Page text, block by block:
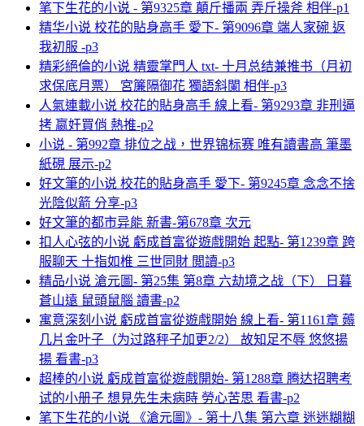
笔下生花的小说 - 第9325章 顛斤播兩 弄斤操斧 相伴-p1
精华小说 校花的貼身高手 愛下- 第9096章 端人家碗 返
我初服 -p3
精彩絕倫的小说 精靈掌門人 txt- 十月总结兼推书（月初
求保底月票） 宮簾隔御花 獨語斜闌 相伴-p3
人氣連載小说 校花的貼身高手 線上看- 第9293章 非刑逼
拷 嬴奸買俏 熱推-p2
小说 - 第992章 排位之战，世界锦标赛 唯有讀書高 筆墨
紙硯 展示-p2
好文筆的小说 校花的貼身高手 愛下- 第9245章 念念不捨
光陰似箭 分享-p3
好文筆的都市异能 新書-第678章 次元
扣人心弦的小说 虧成首富從遊戲開始 起點- 第1239章 跨
服聊天 十指如椎 三世同財 閲讀-p3
精品小说 滄元圖- 第25集 第8章 六劫境之战（下） 日暮
蒼山遠 鼠頭鼠腦 讀書-p2
寓意深刻小说 虧成首富從遊戲開始 線上看- 第1161章 薅
几片金叶子（为过路秤子加更2/2） 故知足不辱 悠悠揚
揚 看書-p3
超棒的小说 虧成首富從遊戲開始- 第1288章 腾达招聘考
试的小册子 想見先生未病時 勞心苦思 看書-p2
笔下生花的小说 《滄元圖》- 第十八集 第六章 迷迷糊糊